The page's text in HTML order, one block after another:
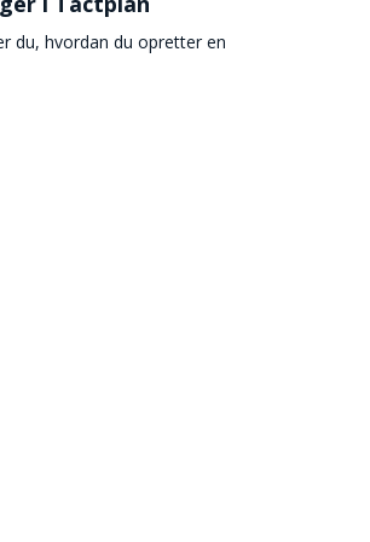
du, hvordan du opretter en